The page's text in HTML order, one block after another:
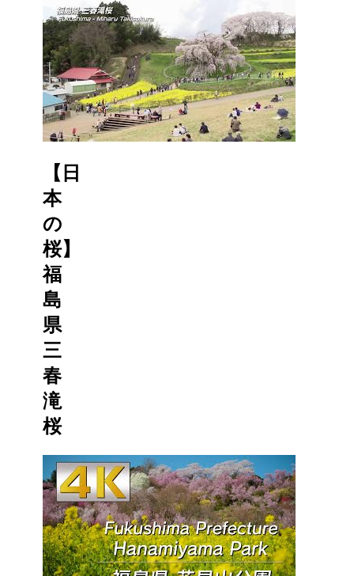
【日
本
の
桜】
福
島
県
三
春
滝
桜